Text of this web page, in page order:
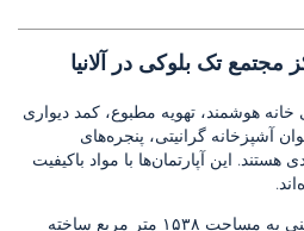
مجتمع تک بلوکی در آلانیا
خانه هوشمند، تهویه مطبوع، کمد دیواری
آشپزخانه گرانیتی، پنجره‌های
این آپارتمان‌ها با مواد باکیفیت
این مجتمع تک بلوکی که در زمینی به مساحت ۱۵۳۸ متر مربع ساخته